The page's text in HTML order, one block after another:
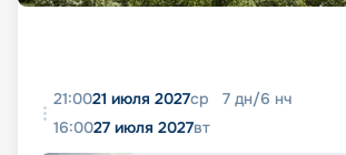
21:0021 июля 2027ср 7 дн/6 нч
16:0027 июля 2027вт